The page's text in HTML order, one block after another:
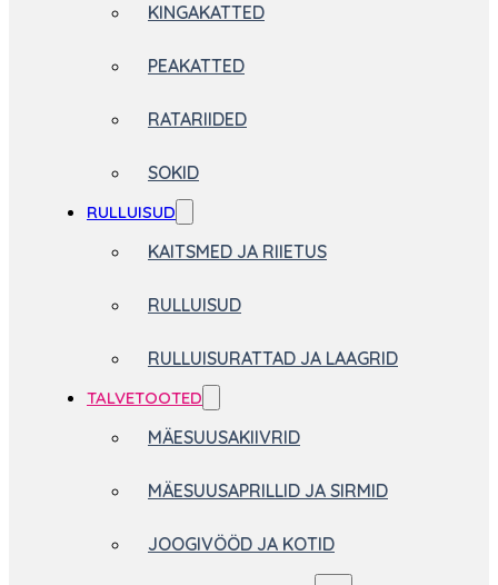
KINGAKATTED
PEAKATTED
RATARIIDED
SOKID
RULLUISUD
KAITSMED JA RIIETUS
RULLUISUD
RULLUISURATTAD JA LAAGRID
TALVETOOTED
MÄESUUSAKIIVRID
MÄESUUSAPRILLID JA SIRMID
JOOGIVÖÖD JA KOTID